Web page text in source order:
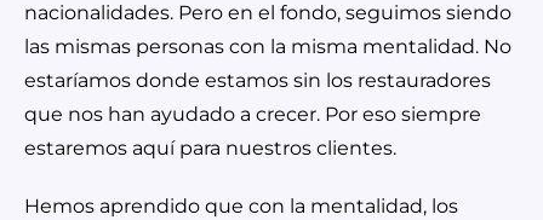
nacionalidades. Pero en el fondo, seguimos siendo
las mismas personas con la misma mentalidad. No
estaríamos donde estamos sin los restauradores
que nos han ayudado a crecer. Por eso siempre
estaremos aquí para nuestros clientes.
Hemos aprendido que con la mentalidad, los